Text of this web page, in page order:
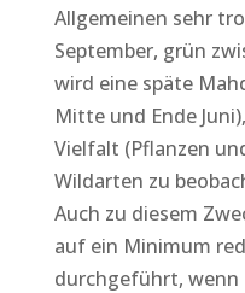
Allgemeinen sehr
September, grün
wird eine späte
Mitte und Ende
Vielfalt (Pflanzen
Wildarten zu
Auch zu diesem
auf ein Minimum
durchgeführt,